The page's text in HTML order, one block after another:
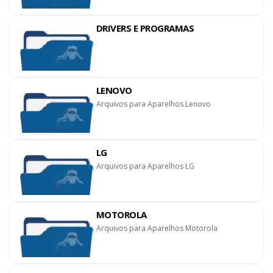
DRIVERS E PROGRAMAS
LENOVO
Arquivos para Aparelhos Lenovo
LG
Arquivos para Aparelhos LG
MOTOROLA
Arquivos para Aparelhos Motorola